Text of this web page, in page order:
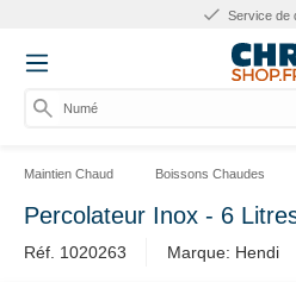
Service de
Numéro
Maintien Chaud Boissons Chaudes
Percolateur Inox - 6
Réf. 1020263 Marque: Hendi